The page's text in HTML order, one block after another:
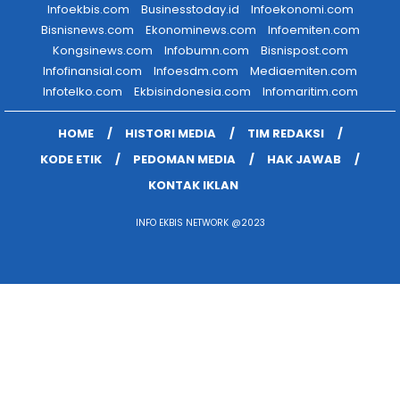
Infoekbis.com
Businesstoday.id
Infoekonomi.com
Bisnisnews.com
Ekonominews.com
Infoemiten.com
Kongsinews.com
Infobumn.com
Bisnispost.com
Infofinansial.com
Infoesdm.com
Mediaemiten.com
Infotelko.com
Ekbisindonesia.com Infomaritim.com
HOME HISTORI MEDIA
TIM REDAKSI
KODE ETIK
PEDOMAN MEDIA
HAK JAWAB
KONTAK IKLAN
INFO EKBIS NETWORK @2023